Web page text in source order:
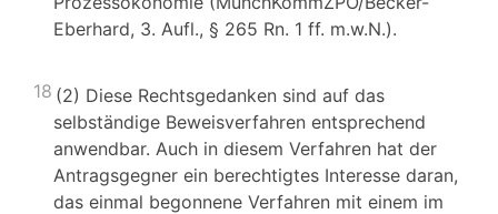
Eberhard, 3. Aufl., § 265 Rn. 1 ff. m.w.N.).
18 (2) Diese Rechtsgedanken sind auf das
selbständige Beweisverfahren entsprechend
anwendbar. Auch in diesem Verfahren hat der
Antragsgegner ein berechtigtes Interesse daran,
das einmal begonnene Verfahren mit einem im